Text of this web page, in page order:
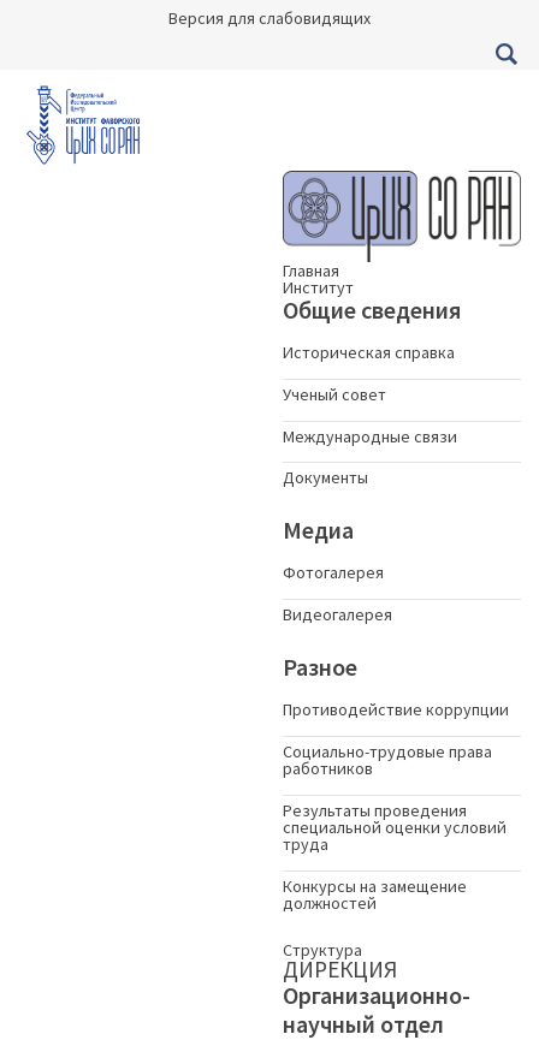
Версия для слабовидящих
Главная
Институт
Общие сведения
Историческая справка
Ученый совет
Международные связи
Документы
Медиа
Фотогалерея
Видеогалерея
Разное
Противодействие коррупции
Социально-трудовые права
работников
Результаты проведения
специальной оценки условий
труда
Конкурсы на замещение
должностей
Структура
ДИРЕКЦИЯ
Организационно-
научный отдел